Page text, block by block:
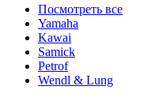
Посмотреть все
Yamaha
Kawai
Samick
Petrof
Wendl & Lung